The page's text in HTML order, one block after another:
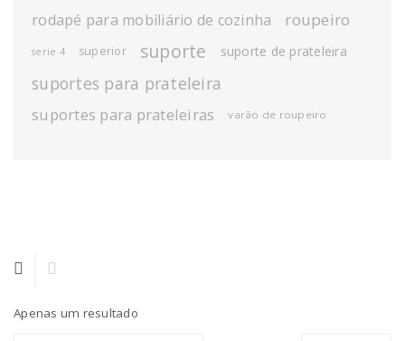
rodapé para mobiliário de cozinha roupeiro
serie 4 superior suporte suporte de prateleira
suportes para prateleira
suportes para prateleiras varão de roupeiro
Apenas um resultado